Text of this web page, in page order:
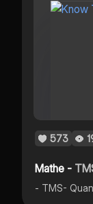
573
Mathe -